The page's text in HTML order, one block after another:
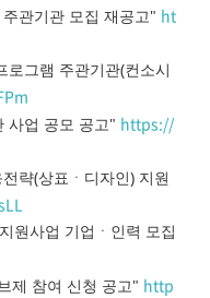
관기관 모집 재공고" ht
그램 주관기관(컨소시
사업 공모 공고" https://
략(상표ㆍ디자인) 지원
원사업 기업ㆍ인력 모집
제 참여 신청 공고" http